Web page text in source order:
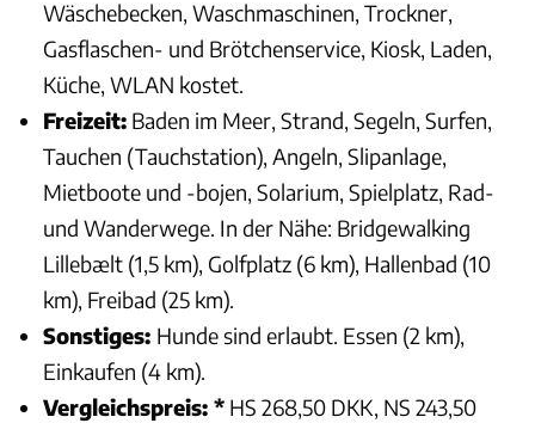
Wäschebecken, Waschmaschinen, Trockner,
Gasflaschen- und Brötchenservice, Kiosk, Laden,
Küche, WLAN kostet.
Freizeit: Baden im Meer, Strand, Segeln, Surfen,
Tauchen (Tauchstation), Angeln, Slipanlage,
Mietboote und -bojen, Solarium, Spielplatz, Rad-
und Wanderwege. In der Nähe: Bridgewalking
Lillebælt (1,5 km), Golfplatz (6 km), Hallenbad (10
km), Freibad (25 km).
Sonstiges: Hunde sind erlaubt. Essen (2 km),
Einkaufen (4 km).
Vergleichspreis: * HS 268,50 DKK, NS 243,50